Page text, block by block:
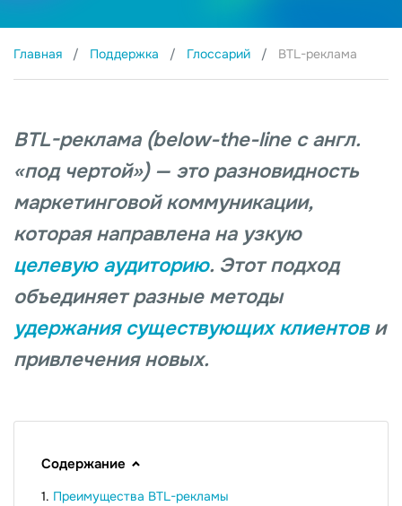
Главная Поддержка Глоссарий BTL-реклама
BTL-реклама (below-the-line с англ.
«под чертой») — это разновидность
маркетинговой коммуникации,
которая направлена на узкую
целевую аудиторию. Этот подход
объединяет разные методы
удержания существующих клиентови
привлечения новых.
Содержание
Преимущества BTL-рекламы